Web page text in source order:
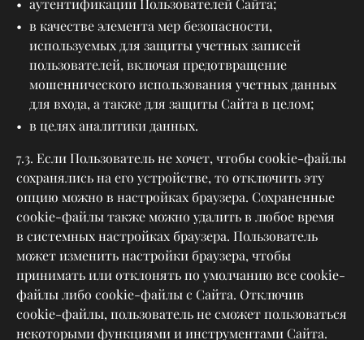
аутентификации Пользователей Сайта;
в качестве элемента мер безопасности,
используемых для защиты учетных записей
пользователей, включая предотвращение
мошеннического использования учетных данных
для входа, а также для защиты Сайта в целом;
в целях аналитики данных.
7.3. Если Пользователь не хочет, чтобы cookie-файлы
сохранялись на его устройстве, то отключить эту
опцию можно в настройках браузера. Сохраненные
cookie-файлы также можно удалить в любое время
в системных настройках браузера. Пользователь
может изменить настройки браузера, чтобы
принимать или отклонять по умолчанию все cookie-
файлы либо cookie-файлы с Сайта. Отключив
cookie-файлы, пользователь не сможет пользоваться
некоторыми функциями и инструментами Сайта.